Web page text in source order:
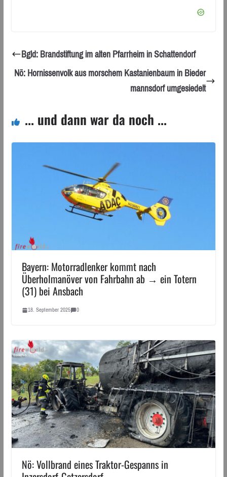
Bgld: Brandstiftung im alten Pfarrheim in Schattendorf
Nö: Hornissenvolk aus morschem Kastanienbaum in Bieder
mannsdorf umgesiedelt
... und dann war da noch ...
Bayern: Motorradlenker kommt nach
Überholmanöver von Fahrbahn ab → ein Totern
(31) bei Ansbach
18. September 2025 0
Nö: Vollbrand eines Traktor-Gespanns in